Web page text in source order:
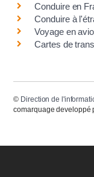
Conduire en
Conduire à
Voyage en
Cartes de
© Direction de
comarquage developpé